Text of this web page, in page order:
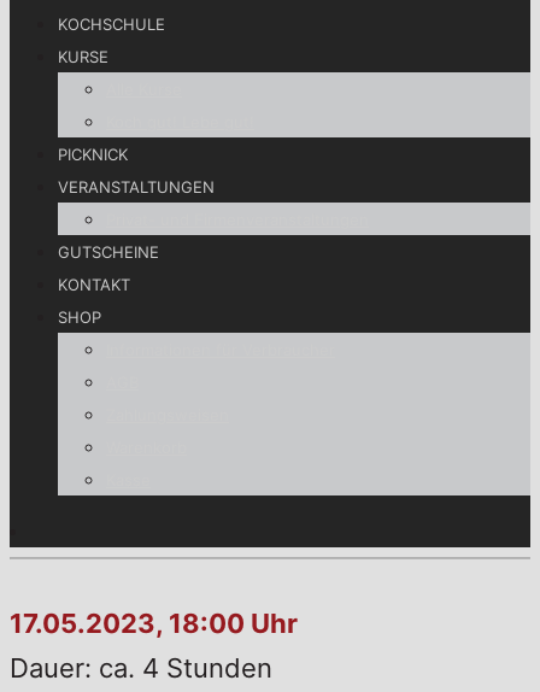
KOCHSCHULE
KURSE
PICKNICK
VERANSTALTUNGEN
GUTSCHEINE
KONTAKT
SHOP
17.05.2023, 18:00 Uhr
Dauer: ca. 4 Stunden